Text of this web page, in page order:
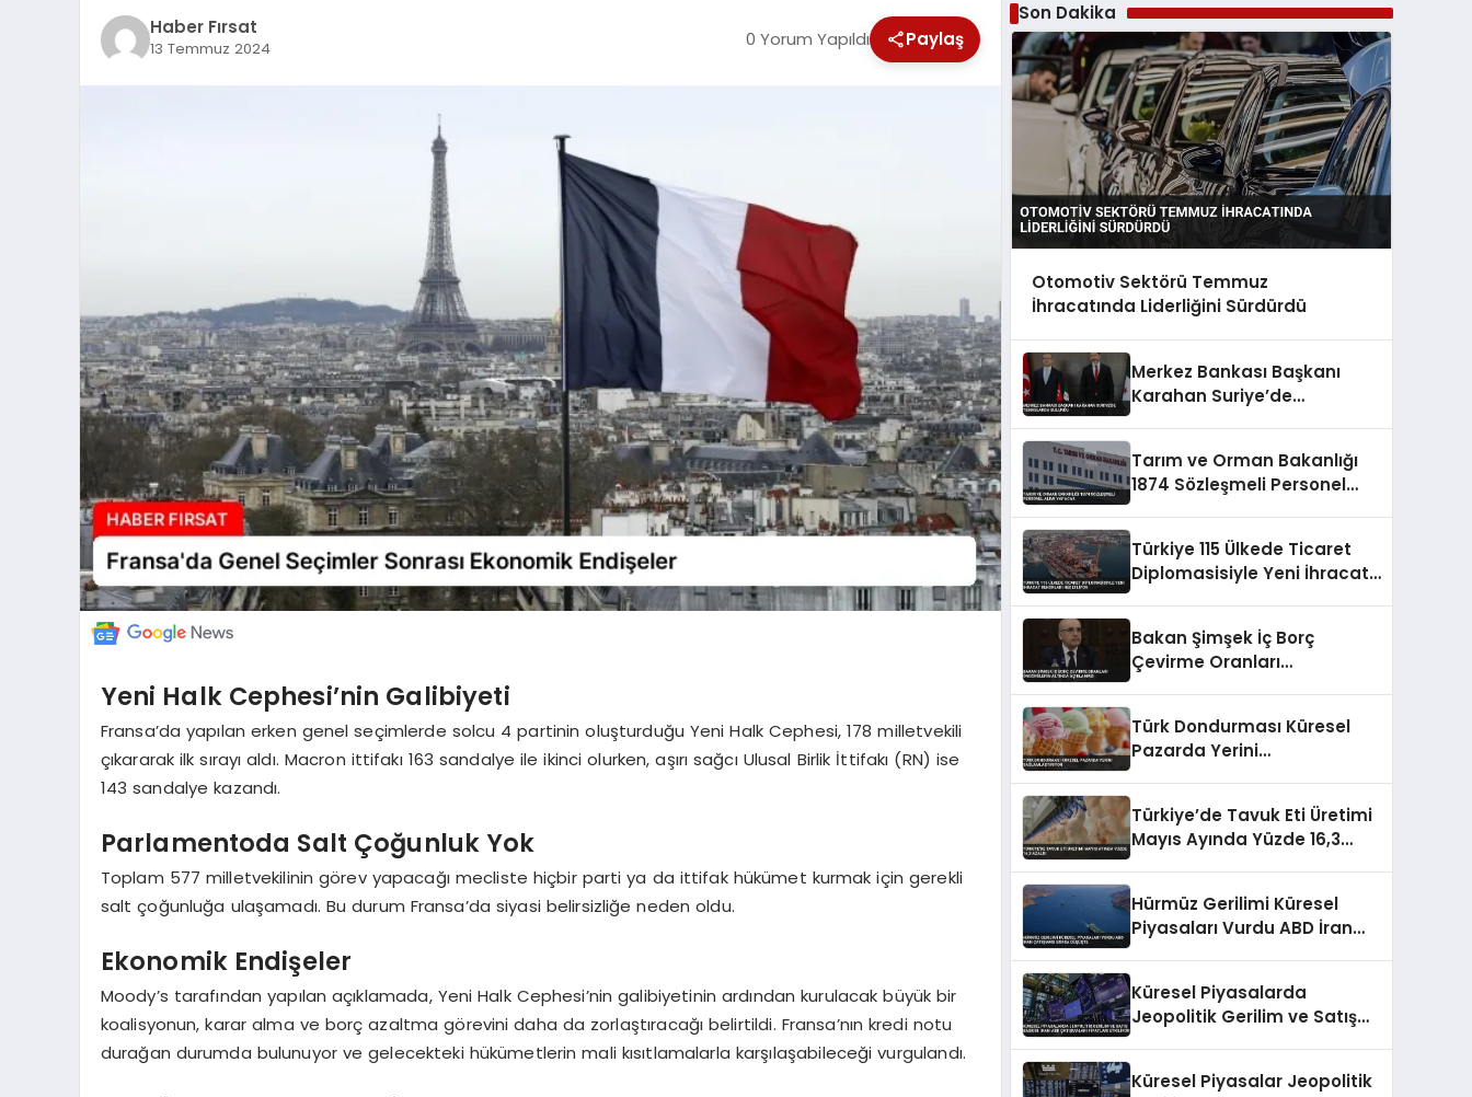
Haber Fırsat
13 Temmuz 2024 0 Yorum Yapıldı Paylaş
Yeni Halk Cephesi’nin Galibiyeti
Fransa’da yapılan erken genel seçimlerde solcu 4 partinin oluşturduğu Yeni Halk Cephesi, 178 milletvekili
çıkararak ilk sırayı aldı. Macron ittifakı 163 sandalye ile ikinci olurken, aşırı sağcı Ulusal Birlik İttifakı (RN) ise
143 sandalye kazandı.
Parlamentoda Salt Çoğunluk Yok
Toplam 577 milletvekilinin görev yapacağı mecliste hiçbir parti ya da ittifak hükümet kurmak için gerekli
salt çoğunluğa ulaşamadı. Bu durum Fransa’da siyasi belirsizliğe neden oldu.
Ekonomik Endişeler
Moody’s tarafından yapılan açıklamada, Yeni Halk Cephesi’nin galibiyetinin ardından kurulacak büyük bir
koalisyonun, karar alma ve borç azaltma görevini daha da zorlaştıracağı belirtildi. Fransa’nın kredi notu
durağan durumda bulunuyor ve gelecekteki hükümetlerin mali kısıtlamalarla karşılaşabileceği vurgulandı.
Son Dakika
Otomotiv Sektörü Temmuz
İhracatında Liderliğini Sürdürdü
Merkez Bankası Başkanı
Karahan Suriye’de
Tarım ve Orman Bakanlığı
1874 Sözleşmeli Personel
Türkiye 115 Ülkede Ticaret
Diplomasisiyle Yeni İhracat
Bakan Şimşek İç Borç
Çevirme Oranları
Türk Dondurması Küresel
Pazarda Yerini
Türkiye’de Tavuk Eti Üretimi
Mayıs Ayında Yüzde 16,3
Hürmüz Gerilimi Küresel
Piyasaları Vurdu ABD İran
Küresel Piyasalarda
Jeopolitik Gerilim ve Satış
Küresel Piyasalar Jeopolitik